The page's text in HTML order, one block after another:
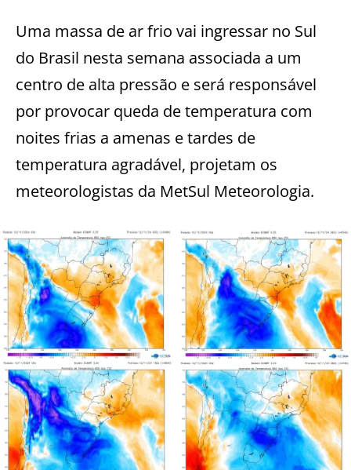
Uma massa de ar frio vai ingressar no Sul
do Brasil nesta semana associada a um
centro de alta pressão e será responsável
por provocar queda de temperatura com
noites frias a amenas e tardes de
temperatura agradável, projetam os
meteorologistas da MetSul Meteorologia.